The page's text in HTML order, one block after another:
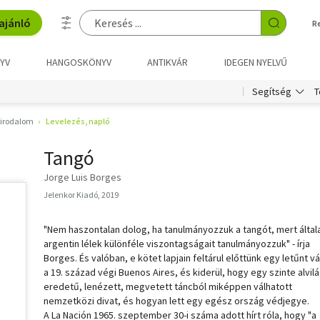
HANGOSKÖNYV ANTIKVÁR IDEGEN NYELVŰ
Segítség
Levelezés, napló
Tangó
Jorge Luis Borges
Jelenkor Kiadó, 2019
"Nem haszontalan dolog, ha tanulmányozzuk a tangót, mert
argentin lélek különféle viszontagságait tanulmányozzuk" - írja
Borges. És valóban, e kötet lapjain feltárul előttünk egy letűnt
a 19. század végi Buenos Aires, és kiderül, hogy egy szinte
eredetű, lenézett, megvetett táncból miképpen válhatott
nemzetközi divat, és hogyan lett egy egész ország védjegye.
A La Nación 1965. szeptember 30-i száma adott hírt róla, hogy "a